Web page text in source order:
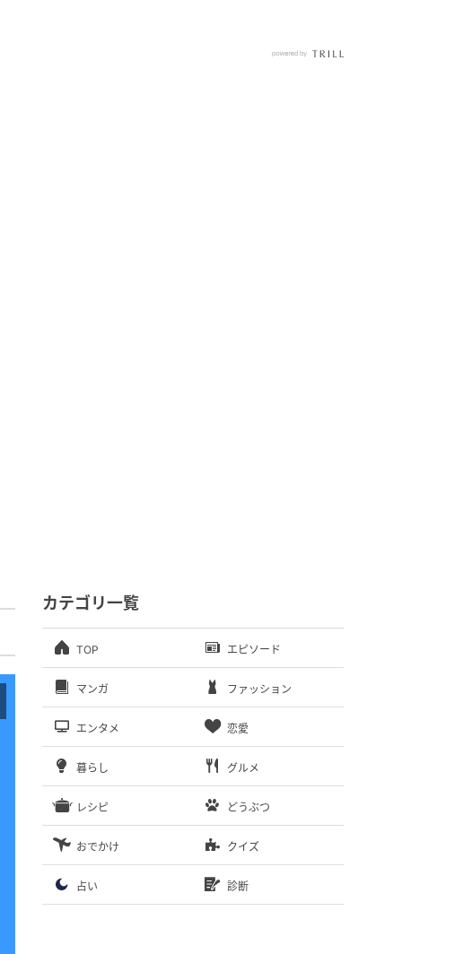
カテゴリ一覧
TOP エピソード
マンガ ファッション
エンタメ 恋愛
暮らし グルメ
レシピ どうぶつ
おでかけ クイズ
占い 診断